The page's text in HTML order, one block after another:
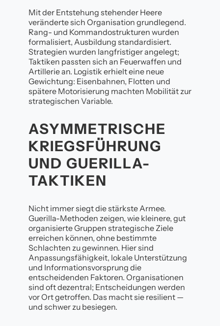
Mit der Entstehung stehender Heere
veränderte sich Organisation grundlegend.
Rang- und Kommandostrukturen wurden
formalisiert, Ausbildung standardisiert.
Strategien wurden langfristiger angelegt;
Taktiken passten sich an Feuerwaffen und
Artillerie an. Logistik erhielt eine neue
Gewichtung: Eisenbahnen, Flotten und
spätere Motorisierung machten Mobilität zur
strategischen Variable.
ASYMMETRISCHE
KRIEGSFÜHRUNG
UND GUERILLA-
TAKTIKEN
Nicht immer siegt die stärkste Armee.
Guerilla-Methoden zeigen, wie kleinere, gut
organisierte Gruppen strategische Ziele
erreichen können, ohne bestimmte
Schlachten zu gewinnen. Hier sind
Anpassungsfähigkeit, lokale Unterstützung
und Informationsvorsprung die
entscheidenden Faktoren. Organisationen
sind oft dezentral; Entscheidungen werden
vor Ort getroffen. Das macht sie resilient —
und schwer zu besiegen.